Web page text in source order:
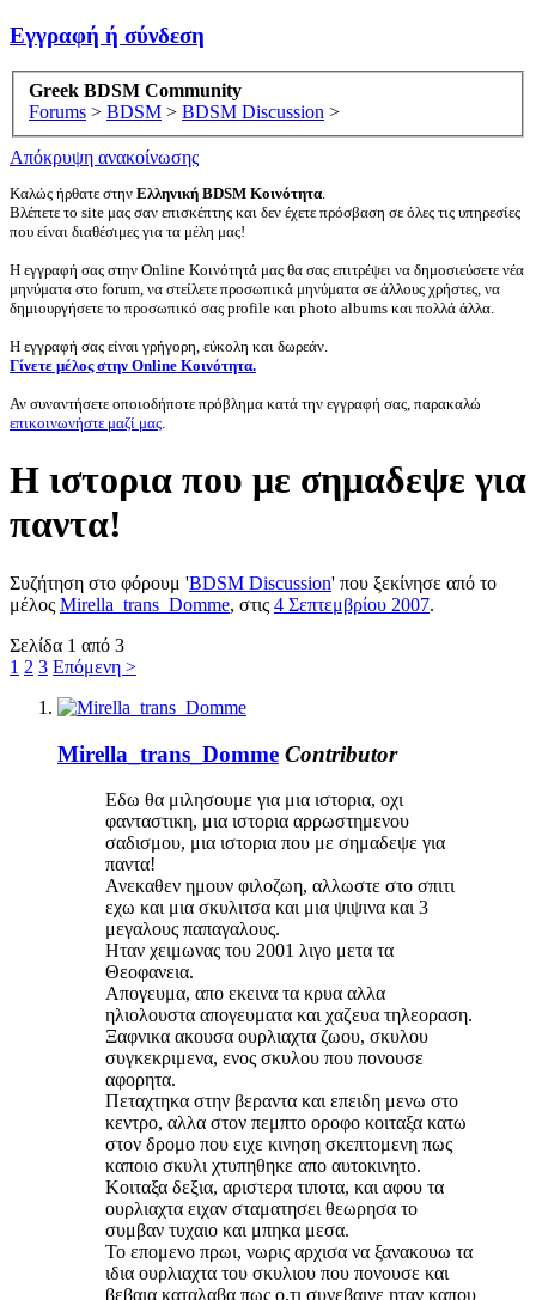
Εγγραφή ή σύνδεση
Greek BDSM Community
Forums > BDSM > BDSM Discussion >
Απόκρυψη ανακοίνωσης
Καλώς ήρθατε στην Ελληνική BDSM Κοινότητα.
Βλέπετε το site μας σαν επισκέπτης και δεν έχετε πρόσβαση σε όλες τις υπηρεσίες
που είναι διαθέσιμες για τα μέλη μας!
Η εγγραφή σας στην Online Κοινότητά μας θα σας επιτρέψει να δημοσιεύσετε νέα
μηνύματα στο forum, να στείλετε προσωπικά μηνύματα σε άλλους χρήστες, να
δημιουργήσετε το προσωπικό σας profile και photo albums και πολλά άλλα.
Η εγγραφή σας είναι γρήγορη, εύκολη και δωρεάν.
Γίνετε μέλος στην Online Κοινότητα.
Αν συναντήσετε οποιοδήποτε πρόβλημα κατά την εγγραφή σας, παρακαλώ
επικοινωνήστε μαζί μας.
Η ιστορια που με σημαδεψε για
παντα!
Συζήτηση στο φόρουμ 'BDSM Discussion' που ξεκίνησε από το
μέλος Mirella_trans_Domme, στις 4 Σεπτεμβρίου 2007.
Σελίδα 1 από 3
1 2 3 Επόμενη >
Mirella_trans_Domme Contributor
Εδω θα μιλησουμε για μια ιστορια, οχι
φανταστικη, μια ιστορια αρρωστημενου
σαδισμου, μια ιστορια που με σημαδεψε για
παντα!
Ανεκαθεν ημουν φιλοζωη, αλλωστε στο σπιτι
εχω και μια σκυλιτσα και μια ψιψινα και 3
μεγαλους παπαγαλους.
Ηταν χειμωνας του 2001 λιγο μετα τα
Θεοφανεια.
Απογευμα, απο εκεινα τα κρυα αλλα
ηλιολουστα απογευματα και χαζευα τηλεοραση.
Ξαφνικα ακουσα ουρλιαχτα ζωου, σκυλου
συγκεκριμενα, ενος σκυλου που πονουσε
αφορητα.
Πεταχτηκα στην βεραντα και επειδη μενω στο
κεντρο, αλλα στον πεμπτο οροφο κοιταξα κατω
στον δρομο που ειχε κινηση σκεπτομενη πως
καποιο σκυλι χτυπηθηκε απο αυτοκινητο.
Κοιταξα δεξια, αριστερα τιποτα, και αφου τα
ουρλιαχτα ειχαν σταματησει θεωρησα το
συμβαν τυχαιο και μπηκα μεσα.
Το επομενο πρωι, νωρις αρχισα να ξανακουω τα
ιδια ουρλιαχτα του σκυλιου που πονουσε και
βεβαια καταλαβα πως ο,τι συνεβαινε ηταν καπου